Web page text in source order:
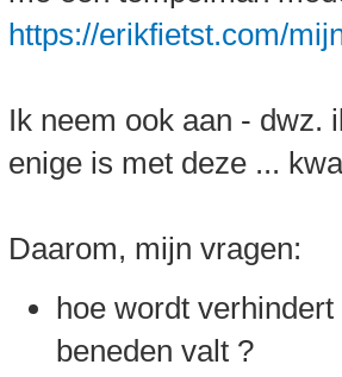
https://erikfietst.com/
Ik neem ook aan - dwz.
enige is met deze ...
Daarom, mijn vragen:
hoe wordt
beneden valt ?